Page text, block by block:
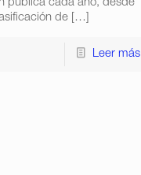
publica cada año, desde
de[…]
Leer más